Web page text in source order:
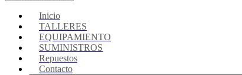
Inicio
TALLERES
EQUIPAMIENTO
SUMINISTROS
Repuestos
Contacto